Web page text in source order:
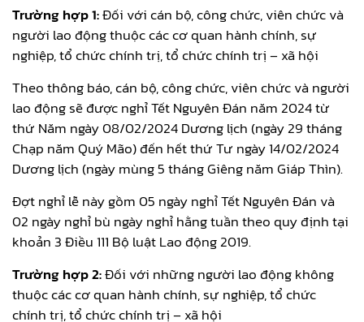
Trường hợp 1:Đối với cán bộ, công chức, viên chức và
người lao động thuộc các cơ quan hành chính, sự
nghiệp, tổ chức chính trị, tổ chức chính trị – xã hội
Theo thông báo, cán bộ, công chức, viên chức và người
lao động sẽ được nghỉ Tết Nguyên Đán năm 2024 từ
thứ Năm ngày 08/02/2024 Dương lịch (ngày 29 tháng
Chạp năm Quý Mão) đến hết thứ Tư ngày 14/02/2024
Dương lịch (ngày mùng 5 tháng Giêng năm Giáp Thìn).
Đợt nghỉ lễ này gồm 05 ngày nghỉ Tết Nguyên Đán và
02 ngày nghỉ bù ngày nghỉ hằng tuần theo quy định tại
khoản 3 Điều 111 Bộ luật Lao động 2019.
Trường hợp 2:Đối với những người lao động không
thuộc các cơ quan hành chính, sự nghiệp, tổ chức
chính trị, tổ chức chính trị – xã hội